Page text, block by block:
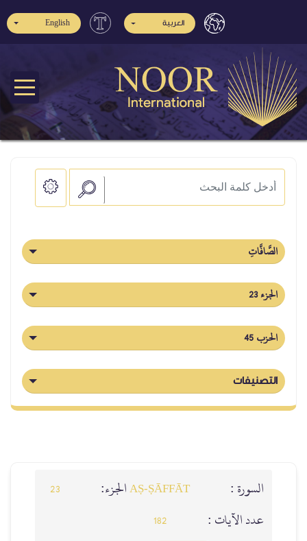
العربية English
الصَّافَّاتِ
الجزء 23
الحزب 45
التصنيفات
السورة : AṢ-ṢĀFFĀTالجزء: 23
عدد الآيات : 182